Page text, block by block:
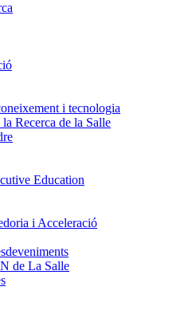
i tecnologia
Recerca de la Salle
Education
i Acceleració
de La Salle